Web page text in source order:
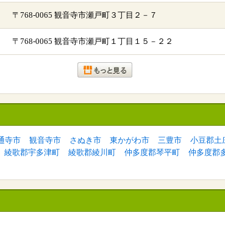
〒768-0065 観音寺市瀬戸町３丁目２－７
〒768-0065 観音寺市瀬戸町１丁目１５－２２
寺市 観音寺市 さぬき市 東かがわ市 三豊市 小豆郡土
綾歌郡宇多津町 綾歌郡綾川町 仲多度郡琴平町
仲多度郡